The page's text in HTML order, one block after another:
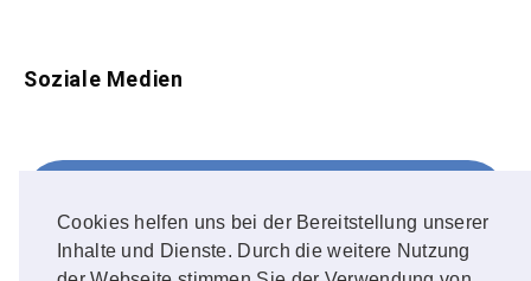
Cookies helfen uns bei der Bereitstellung unserer
Inhalte und Dienste. Durch die weitere Nutzung
Soziale Medien
FOLLOW ME!